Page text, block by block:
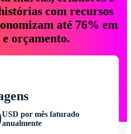
com recursos
até 76% em
orçamento.
USD por mês faturado
anualmente